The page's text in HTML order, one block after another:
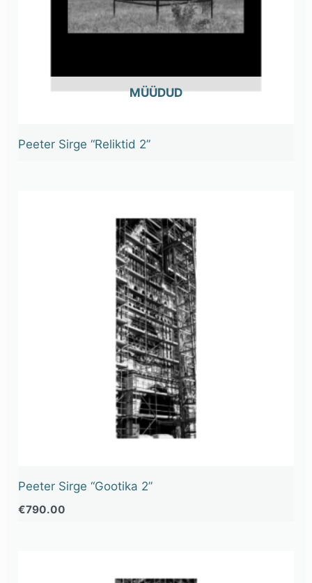
OUT OF STOCK
Peeter Sirge “Reliktid 2”
Peeter Sirge “Gootika 2”
€790.00